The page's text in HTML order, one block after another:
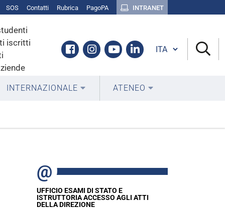
SOS Contatti Rubrica PagoPA INTRANET
iscritti
Facebook
Instagram
YoutubeLinkedin
Cambia lingua
INTERNAZIONALE ATENEO
UFFICIO ESAMI DI STATO E
ISTRUTTORIA ACCESSO AGLI ATTI
DELLA DIREZIONE